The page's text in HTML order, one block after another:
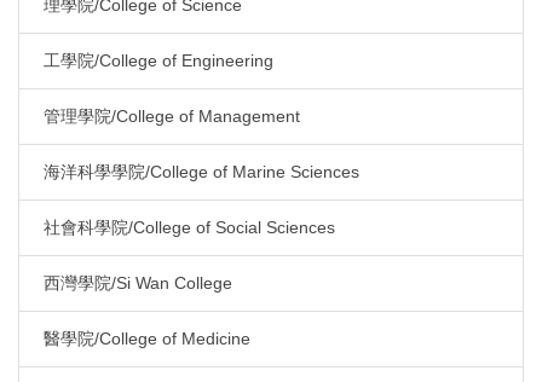
理學院/College of Science
工學院/College of Engineering
管理學院/College of Management
海洋科學學院/College of Marine Sciences
社會科學院/College of Social Sciences
西灣學院/Si Wan College
醫學院/College of Medicine